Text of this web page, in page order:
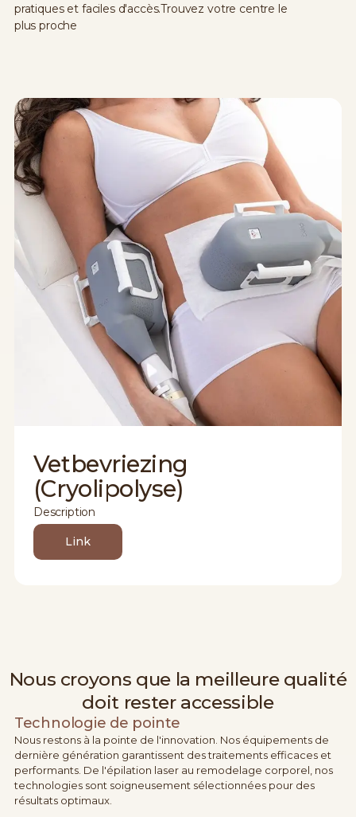
pratiques et faciles d'accès.Trouvez votre centre le
plus proche
Vetbevriezing
(Cryolipolyse)
Description
Link
Nous croyons que la meilleure qualité
doit rester accessible
Technologie de pointe
Nous restons à la pointe de l'innovation. Nos équipements de
dernière génération garantissent des traitements efficaces et
performants. De l'épilation laser au remodelage corporel, nos
technologies sont soigneusement sélectionnées pour des
résultats optimaux.